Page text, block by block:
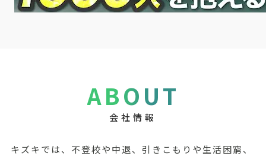
ABOUT
会社情報
キズキでは、不登校や中退、引きこもりや生活困窮、